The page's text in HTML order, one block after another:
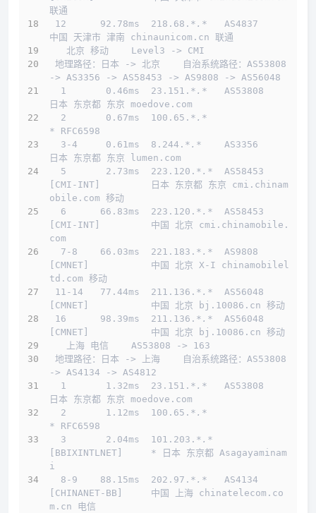
联通
12      92.78ms  218.68. *.*
   AS4837
中国 天津市 津南 chinaunicom.cn 联通
   北京 移动    Level3 -> CMI
-> AS3356 -> AS58453 -> AS9808 -> AS56048
  1       0.46ms  23.151.
*.*
   AS53808
日本 东京都 东京 moedove.com
  2       0.67ms  100.65.
*.*
* RFC6598
  3-4     0.61ms  8.244.
*.*
    AS3356
日本 东京都 东京 lumen.com
  5       2.73ms  223.120.
*.*
  AS58453
[CMI-INT]         日本 东京都 东京 cmi.chinam
obile.com 移动
  6      66.83ms  223.120.
*.*
  AS58453
[CMI-INT]         中国 北京 cmi.chinamobile.
com
  7-8    66.03ms  221.183.
*.*
  AS9808
[CMNET]           中国 北京 X-I chinamobilel
td.com 移动
11-14   77.44ms  211.136. *.*
  AS56048
[CMNET]           中国 北京 bj.10086.cn 移动
16      98.39ms  211.136. *.*
  AS56048
[CMNET]           中国 北京 bj.10086.cn 移动
   上海 电信    AS53808 -> 163
-> AS4134 -> AS4812
  1       1.32ms  23.151.
*.*
   AS53808
日本 东京都 东京 moedove.com
  2       1.12ms  100.65.
*.*
* RFC6598
  3       2.04ms  101.203.
*.*
[BBIXINTLNET]     * 日本 东京都 Asagayaminam
i
  8-9    88.15ms  202.97.
*.*
   AS4134
[CHINANET-BB]     中国 上海 chinatelecom.co
m.cn 电信